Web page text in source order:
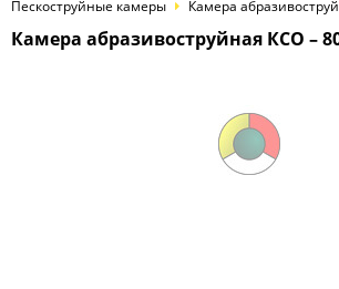
Пескоструйные камеры
Камера
Камера абразивоструйная КСО –